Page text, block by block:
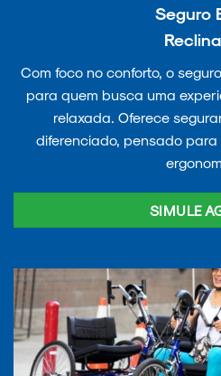
Seguro
Com foco no conforto, o
para quem busca uma
relaxada. Oferece
diferenciado, pensado
SIMULE